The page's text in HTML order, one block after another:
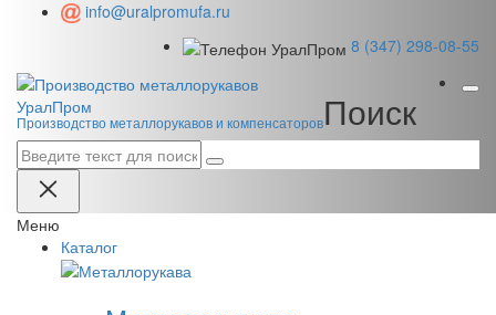
info@uralpromufa.ru
8 (347) 298‑08‑55
УралПром
Производство металлорукавов и компенсаторовПоиск
Меню
Каталог